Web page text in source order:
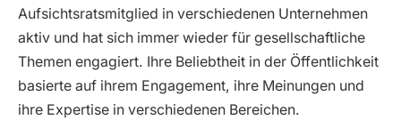
Aufsichtsratsmitglied in verschiedenen Unternehmen
aktiv und hat sich immer wieder für gesellschaftliche
Themen engagiert. Ihre Beliebtheit in der Öffentlichkeit
basierte auf ihrem Engagement, ihre Meinungen und
ihre Expertise in verschiedenen Bereichen.